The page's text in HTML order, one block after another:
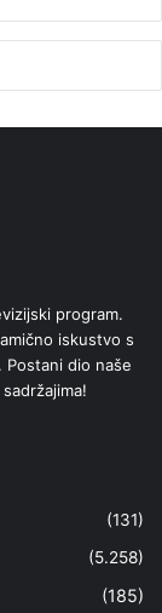
program.
iskustvo s
Postani dio naše
(131)
(5.258)
(185)